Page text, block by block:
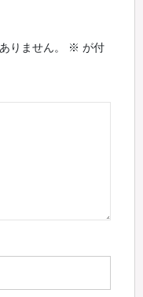
りません。 ※ が付